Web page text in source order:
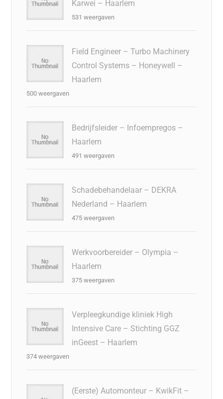
Karwei – Haarlem
531 weergaven
Field Engineer – Turbo Machinery
Control Systems – Honeywell –
Haarlem
500 weergaven
Bedrijfsleider – Infoempregos –
Haarlem
491 weergaven
Schadebehandelaar – DEKRA
Nederland – Haarlem
475 weergaven
Werkvoorbereider – Olympia –
Haarlem
375 weergaven
Verpleegkundige kliniek High
Intensive Care – Stichting GGZ
inGeest – Haarlem
374 weergaven
(Eerste) Automonteur – KwikFit –